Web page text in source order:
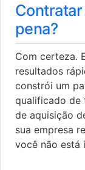
Contratar
pena?
Com certeza.
resultados
constrói um
qualificado de
de aquisição
sua empresa
você não está